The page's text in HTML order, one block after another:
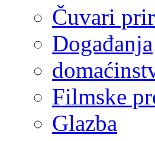
Čuvari
Događanja
Filmske
Glazba